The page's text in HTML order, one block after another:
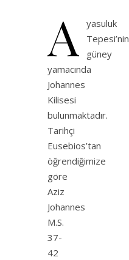
A
yasuluk
Tepesi’nin
güney
yamacında
Johannes
Kilisesi
bulunmaktadır.
Tarihçi
Eusebios’tan
öğrendiğimize
göre
Aziz
Johannes
M.S.
37-
42